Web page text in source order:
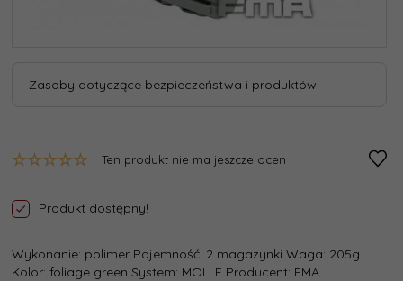
Zasoby dotyczące bezpieczeństwa i produktów
Ten produkt nie ma jeszcze ocen
Produkt dostępny!
Wykonanie: polimer Pojemność: 2 magazynki Waga: 205g
Kolor: foliage green System: MOLLE Producent: FMA